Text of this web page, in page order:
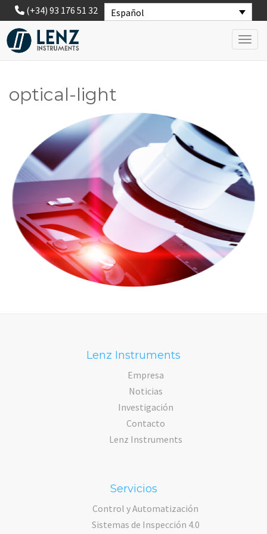
Español
(+34) 93 176 51 32
optical-light
Lenz Instruments
Empresa
Noticias
Investigación
Contacto
Lenz Instruments
Servicios
Control y Automatización
Sistemas de Inspección 4.0